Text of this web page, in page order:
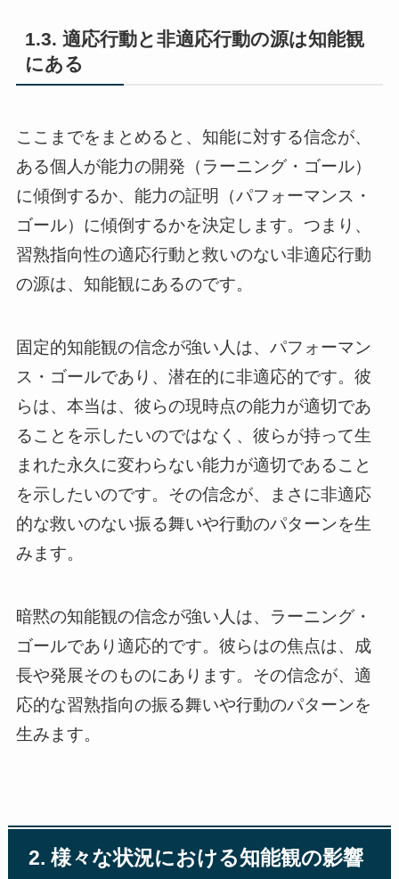
1.3. 適応行動と非適応行動の源は知能観
にある
ここまでをまとめると、知能に対する信念が、
ある個人が能力の開発（ラーニング・ゴール）
に傾倒するか、能力の証明（パフォーマンス・
ゴール）に傾倒するかを決定します。つまり、
習熟指向性の適応行動と救いのない非適応行動
の源は、知能観にあるのです。
固定的知能観の信念が強い人は、パフォーマン
ス・ゴールであり、潜在的に非適応的です。彼
らは、本当は、彼らの現時点の能力が適切であ
ることを示したいのではなく、彼らが持って生
まれた永久に変わらない能力が適切であること
を示したいのです。その信念が、まさに非適応
的な救いのない振る舞いや行動のパターンを生
みます。
暗黙の知能観の信念が強い人は、ラーニング・
ゴールであり適応的です。彼らはの焦点は、成
長や発展そのものにあります。その信念が、適
応的な習熟指向の振る舞いや行動のパターンを
生みます。
2. 様々な状況における知能観の影響